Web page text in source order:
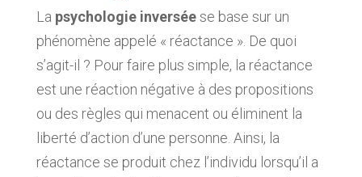
La psychologie inverséese base sur un
phénomène appelé « réactance ». De quoi
s’agit-il ? Pour faire plus simple, la réactance
est une réaction négative à des propositions
ou des règles qui menacent ou éliminent la
liberté d’action d’une personne. Ainsi, la
réactance se produit chez l’individu lorsqu’il a